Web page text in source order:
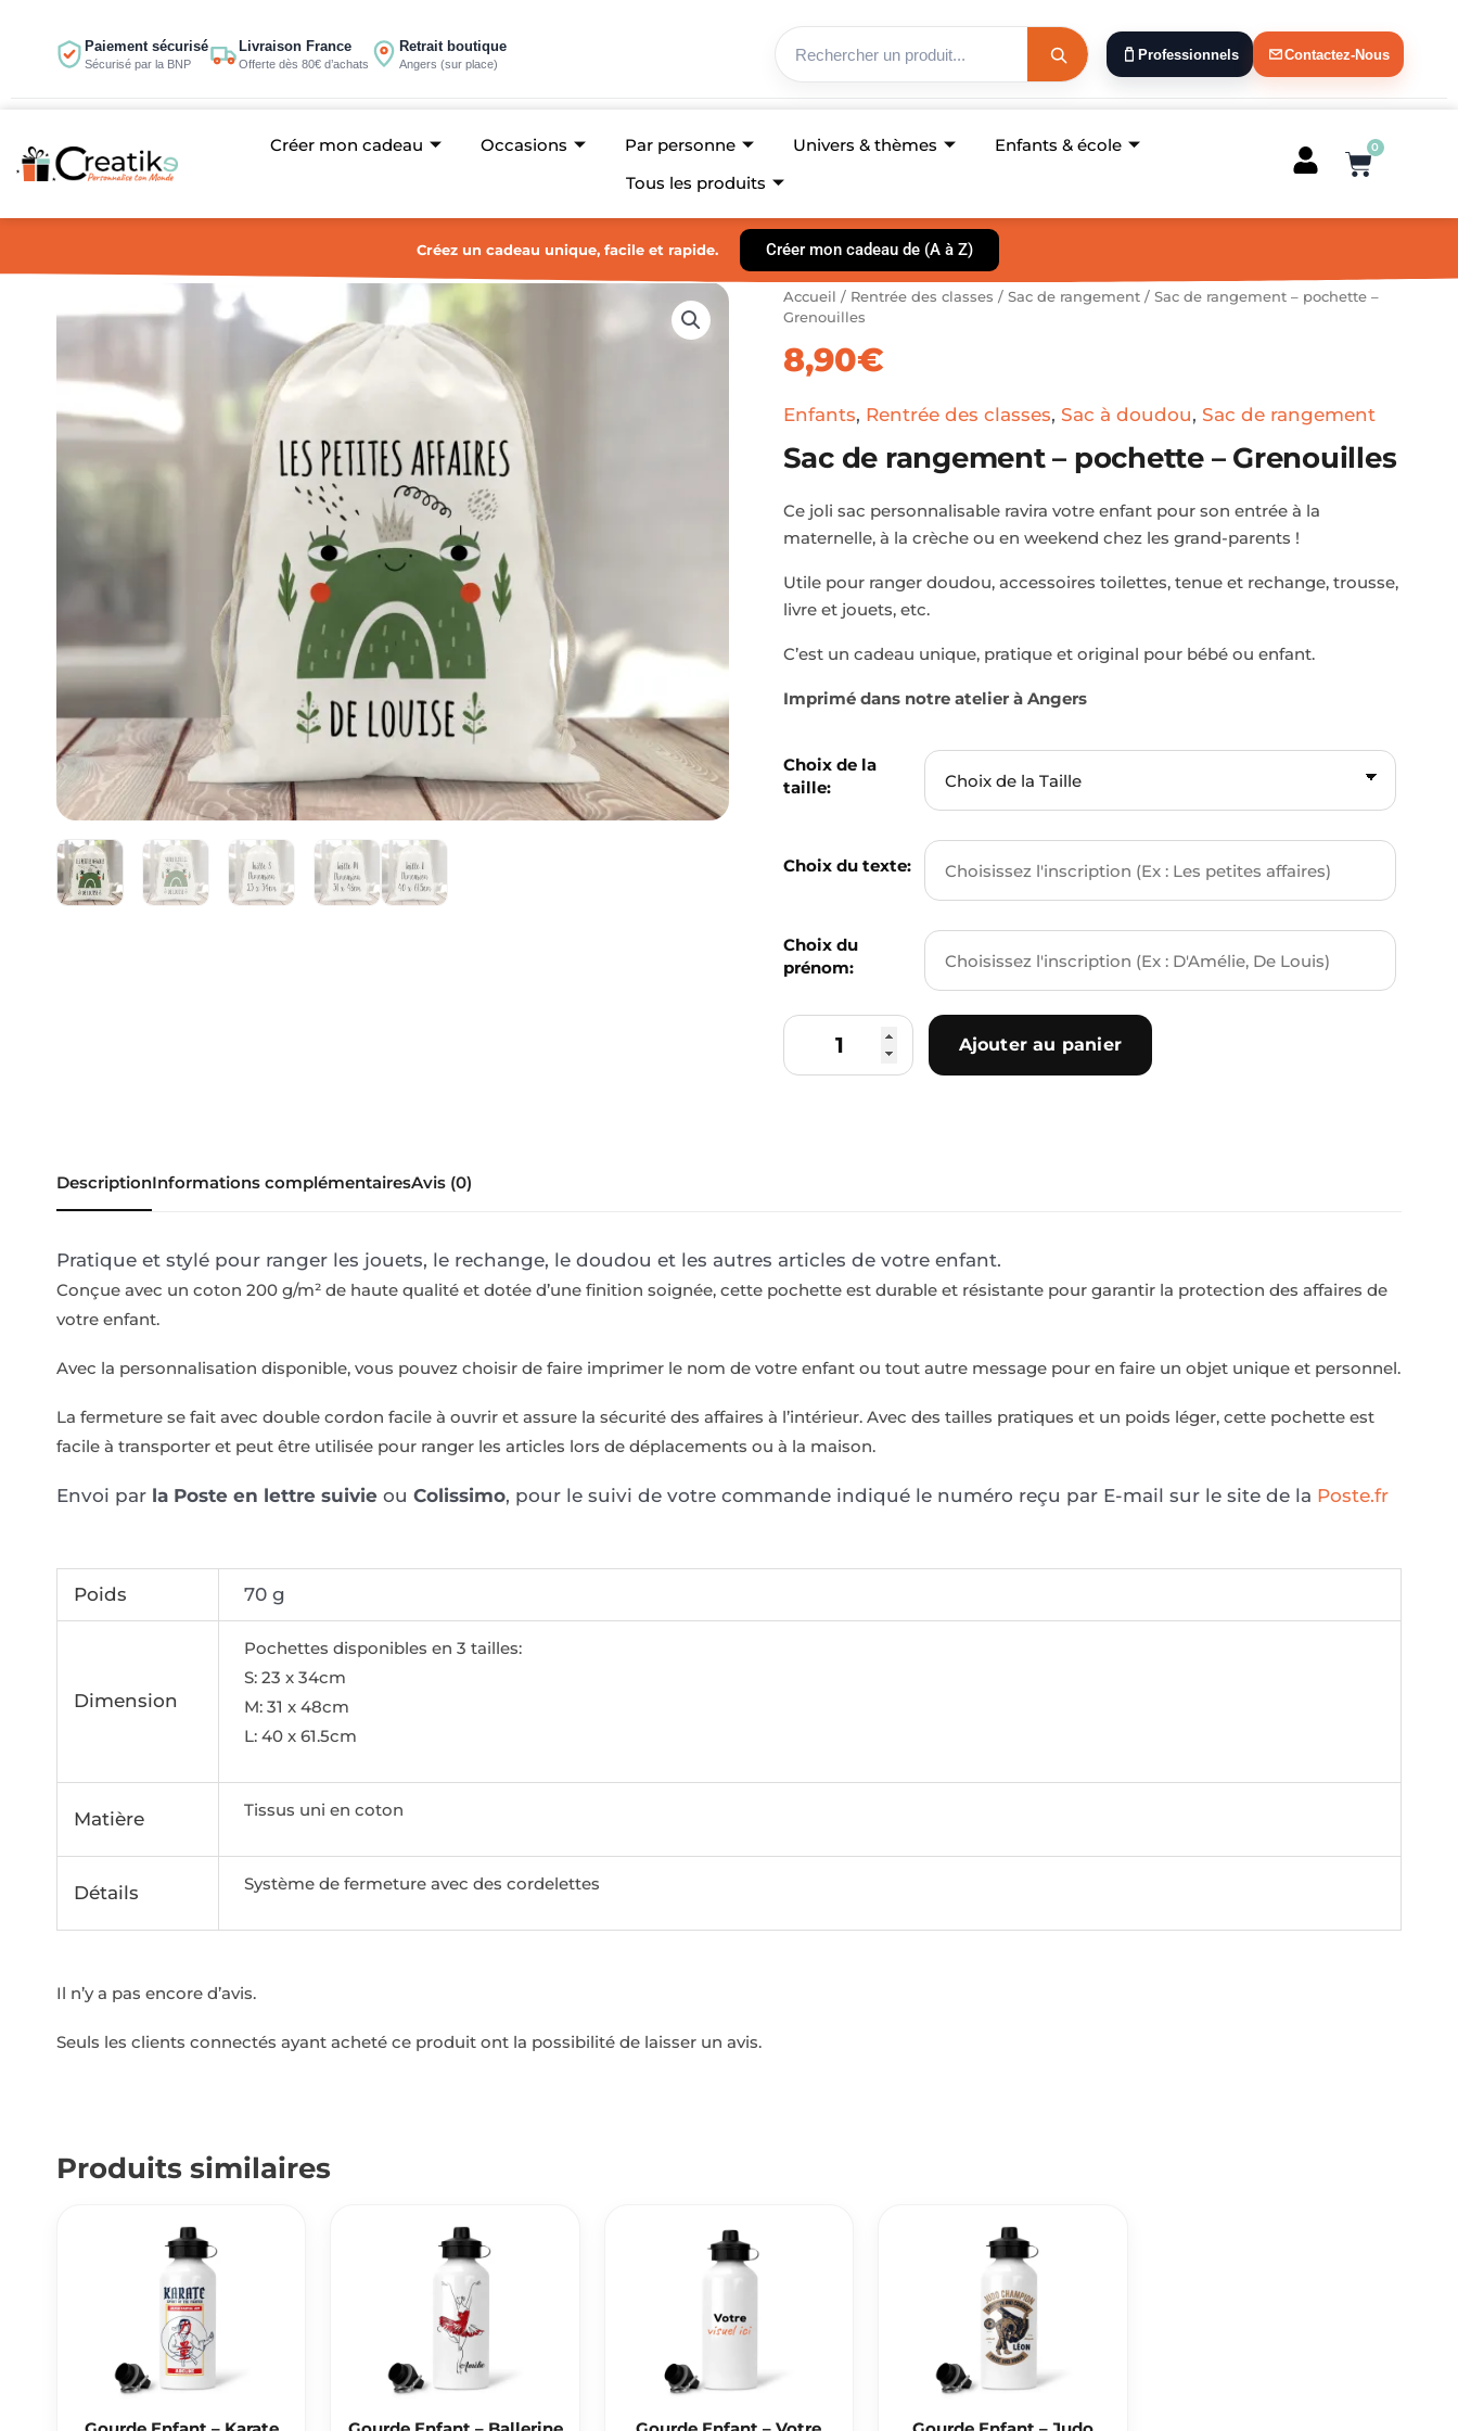
contenu
Paiement sécurisé
Sécurisé par la BNP
Livraison France
Offerte dès 80€ d’achats
Retrait boutique
Angers (sur place)
Professionnels Contactez-Nous
Créer mon cadeau Occasions Par personne Univers & thèmes
Enfants & école
Tous les produits
0
Panier
Créez un cadeau unique, facile et rapide. Créer mon cadeau de (A à Z)
Accueil / Rentrée des classes / Sac de rangement/ Sac de rangement – pochette –
Grenouilles
8,90€
Enfants, Rentrée des classes, Sac à doudou, Sac de rangement
Sac de rangement – pochette – Grenouilles
Ce joli sac personnalisable ravira votre enfant pour son entrée à la
maternelle, à la crèche ou en weekend chez les grand-parents !
Utile pour ranger doudou, accessoires toilettes, tenue et rechange, trousse,
livre et jouets, etc.
C’est un cadeau unique, pratique et original pour bébé ou enfant.
Imprimé dans notre atelier à Angers
Choix de la
taille:
Choix du texte:
Choix du
prénom:
quantité
de
de
-
pochette
-
Grenouilles
Ajouter au panier
DescriptionInformations complémentairesAvis (0)
Pratique et stylé pour ranger les jouets, le rechange, le doudou et les autres articles de votre enfant.
Conçue avec un coton 200 g/m² de haute qualité et dotée d’une finition soignée, cette pochette est durable et résistante pour garantir la protection des affaires de
votre enfant.
Avec la personnalisation disponible, vous pouvez choisir de faire imprimer le nom de votre enfant ou tout autre message pour en faire un objet unique et personnel.
La fermeture se fait avec double cordon facile à ouvrir et assure la sécurité des affaires à l’intérieur. Avec des tailles pratiques et un poids léger, cette pochette est
facile à transporter et peut être utilisée pour ranger les articles lors de déplacements ou à la maison.
Envoi par la Poste en lettre suivie ou Colissimo, pour le suivi de votre commande indiqué le numéro reçu par E-mail sur le site de la Poste.fr
Poids 70 g
Dimension
Pochettes disponibles en 3 tailles:
S: 23 x 34cm
M: 31 x 48cm
L: 40 x 61.5cm
Matière Tissus uni en coton
Détails Système de fermeture avec des cordelettes
Il n’y a pas encore d’avis.
Seuls les clients connectés ayant acheté ce produit ont la possibilité de laisser un avis.
Produits similaires